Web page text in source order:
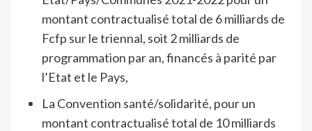
montant contractualisé total de 6 milliards de
Fcfp sur le triennal, soit 2 milliards de
programmation par an, financés à parité par
l’Etat et le Pays,
La Convention santé/solidarité, pour un
montant contractualisé total de 10 milliards